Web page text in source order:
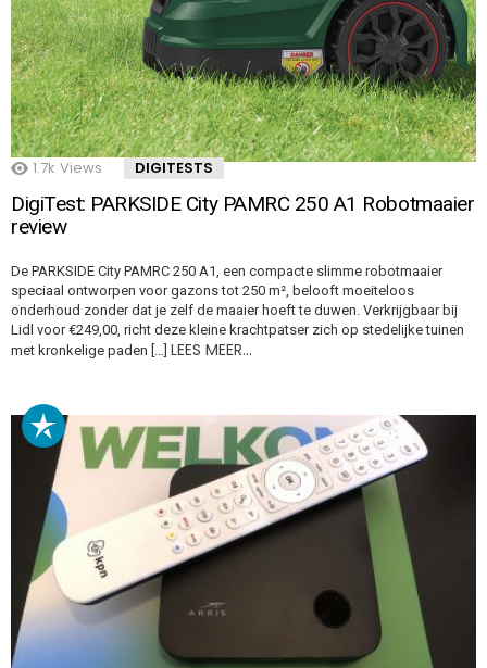
1.7k Views DIGITESTS
DigiTest: PARKSIDE City PAMRC 250 A1 Robotmaaier
review
De PARKSIDE City PAMRC 250 A1, een compacte slimme robotmaaier
speciaal ontworpen voor gazons tot 250 m², belooft moeiteloos
onderhoud zonder dat je zelf de maaier hoeft te duwen. Verkrijgbaar bij
Lidl voor €249,00, richt deze kleine krachtpatser zich op stedelijke tuinen
met kronkelige paden […] LEES MEER…